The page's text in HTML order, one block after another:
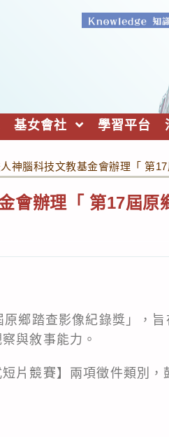
基女會社 學習平台
神腦科技文教基金會辦理「 第
會辦理「 第17屆原
鄉踏查影像紀錄獎」，
與敘事能力。
片競賽】兩項徵件類別